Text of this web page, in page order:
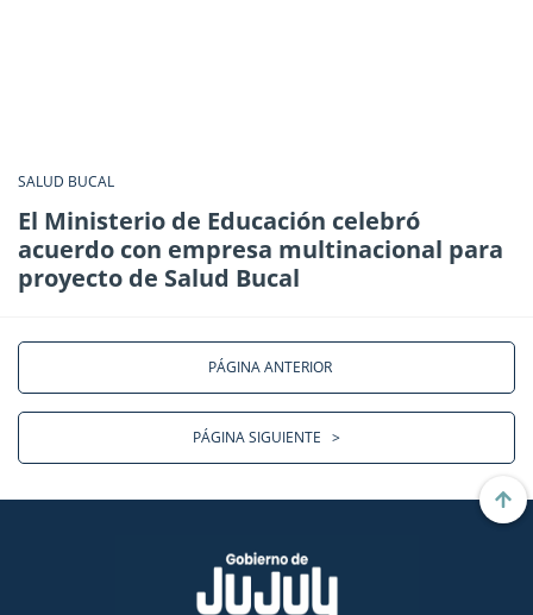
SALUD BUCAL
El Ministerio de Educación celebró
acuerdo con empresa multinacional para
proyecto de Salud Bucal
PÁGINA ANTERIOR
PÁGINA SIGUIENTE >